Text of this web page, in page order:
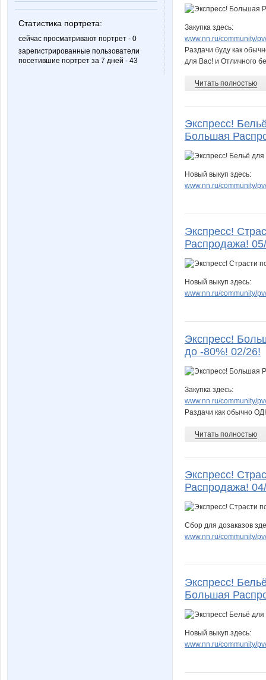
Статистика портрета:
сейчас просматривают портрет - 0
зарегистрированные пользователи
посетившие портрет за 7 дней - 43
Закупка здесь:
www.nn.ru/community/
Раздачи буду как
для Вас! и Отличного
Читать полностью
Экспресс!
Большая
Новый выкуп здесь:
www.nn.ru/community/
Экспресс!
Распродажа!
Новый выкуп здесь:
www.nn.ru/community/
Экспресс!
до -80%! 02/26!
Закупка здесь:
www.nn.ru/community/
Раздачи как обычно
Читать полностью
Экспресс!
Распродажа!
Сбор для дозаказов
www.nn.ru/community/
Экспресс!
Большая
Новый выкуп здесь:
www.nn.ru/community/